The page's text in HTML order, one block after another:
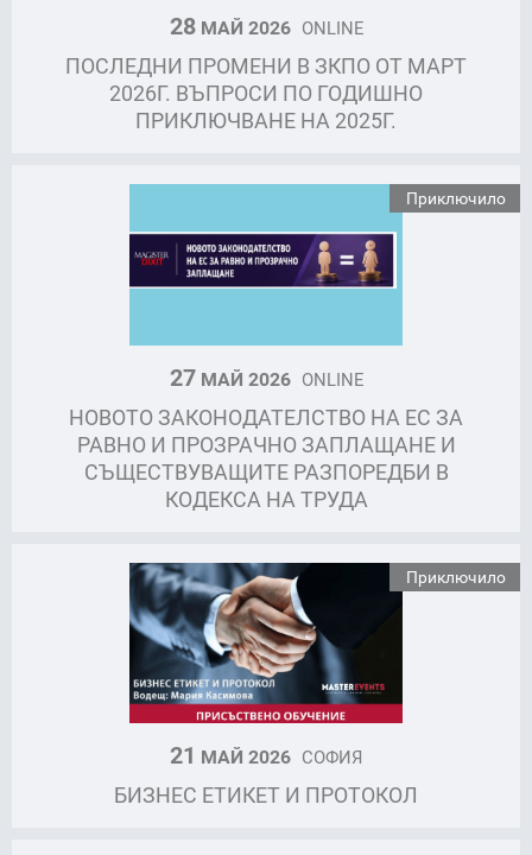
28МАЙ 2026 ONLINE
ПОСЛЕДНИ ПРОМЕНИ В ЗКПО ОТ МАРТ
2026Г. ВЪПРОСИ ПО ГОДИШНО
ПРИКЛЮЧВАНЕ НА 2025Г.
Приключило
27МАЙ 2026 ONLINE
НОВОТО ЗАКОНОДАТЕЛСТВО НА ЕС ЗА
РАВНО И ПРОЗРАЧНО ЗАПЛАЩАНЕ И
СЪЩЕСТВУВАЩИТЕ РАЗПОРЕДБИ В
КОДЕКСА НА ТРУДА
Приключило
21 МАЙ 2026 СОФИЯ
БИЗНЕС ЕТИКЕТ И ПРОТОКОЛ